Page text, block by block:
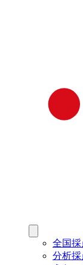
全国採
分析採